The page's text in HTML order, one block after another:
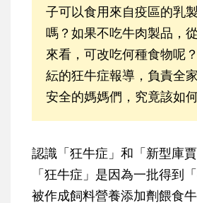
子可以食用來自疫區的乳
嗎？如果不吃牛肉製品，
來看，可改吃何種食物呢
紜的狂牛症報導，負責全
安全的媽媽們，究竟該如
認識「狂牛症」和「新型庫賈
「狂牛症」是因為一批得到
被作成飼料營養添加劑餵食